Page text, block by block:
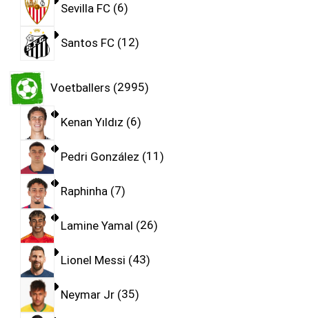
Sevilla FC 6
Santos FC 12
Voetballers 2995
Kenan Yıldız 6
Pedri González 11
Raphinha 7
Lamine Yamal 26
Lionel Messi 43
Neymar Jr 35